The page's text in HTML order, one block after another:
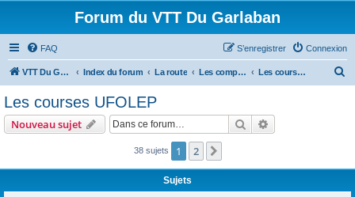
Forum du VTT Du Garlaban
FAQ Connexion
S’enregistrer
VTT Du Garlaban Index du forum La route Les compétitions sur route Les courses UFOLEP
Les courses UFOLEP
Nouveau sujet Rechercher
38 sujets 1 2
Sujets